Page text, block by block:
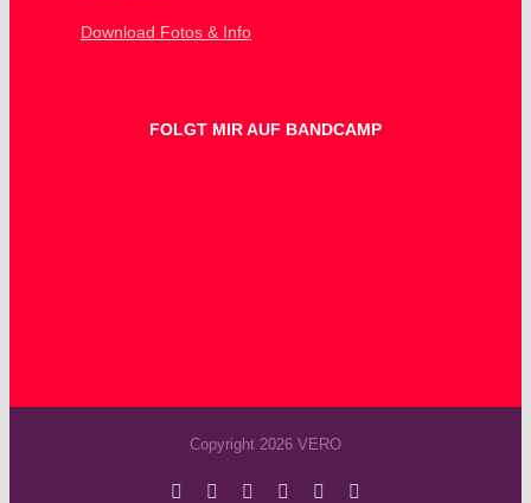
Download Fotos & Info
FOLGT MIR AUF BANDCAMP
Copyright 2026 VERO
FacebookInstagramYouTube
SpotifySoundCloud